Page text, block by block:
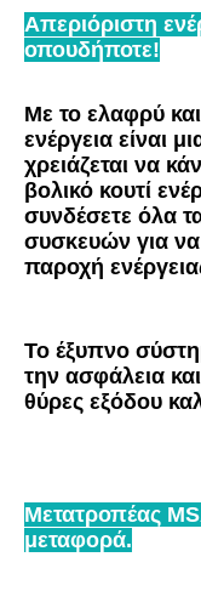
Απεριόριστη
οπουδήποτε!
Με το ελαφρύ
ενέργεια είναι
χρειάζεται να
βολικό κουτί
συνδέσετε όλα
συσκευών για
παροχή
Το έξυπνο
την ασφάλεια
θύρες εξόδου
Μετατροπέας
μεταφορά.